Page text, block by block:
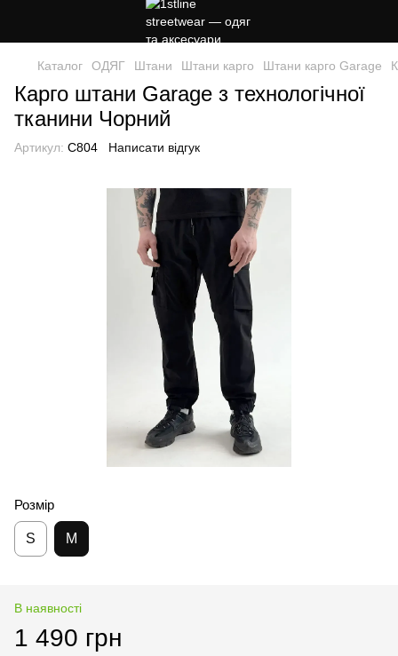
Каталог ОДЯГ Штани Штани карго Штани карго Garage
Карго штани Garage з технологічної
тканини Чорний
Артикул: C804 Написати відгук
Розмір
S M
В наявності
1 490 грн